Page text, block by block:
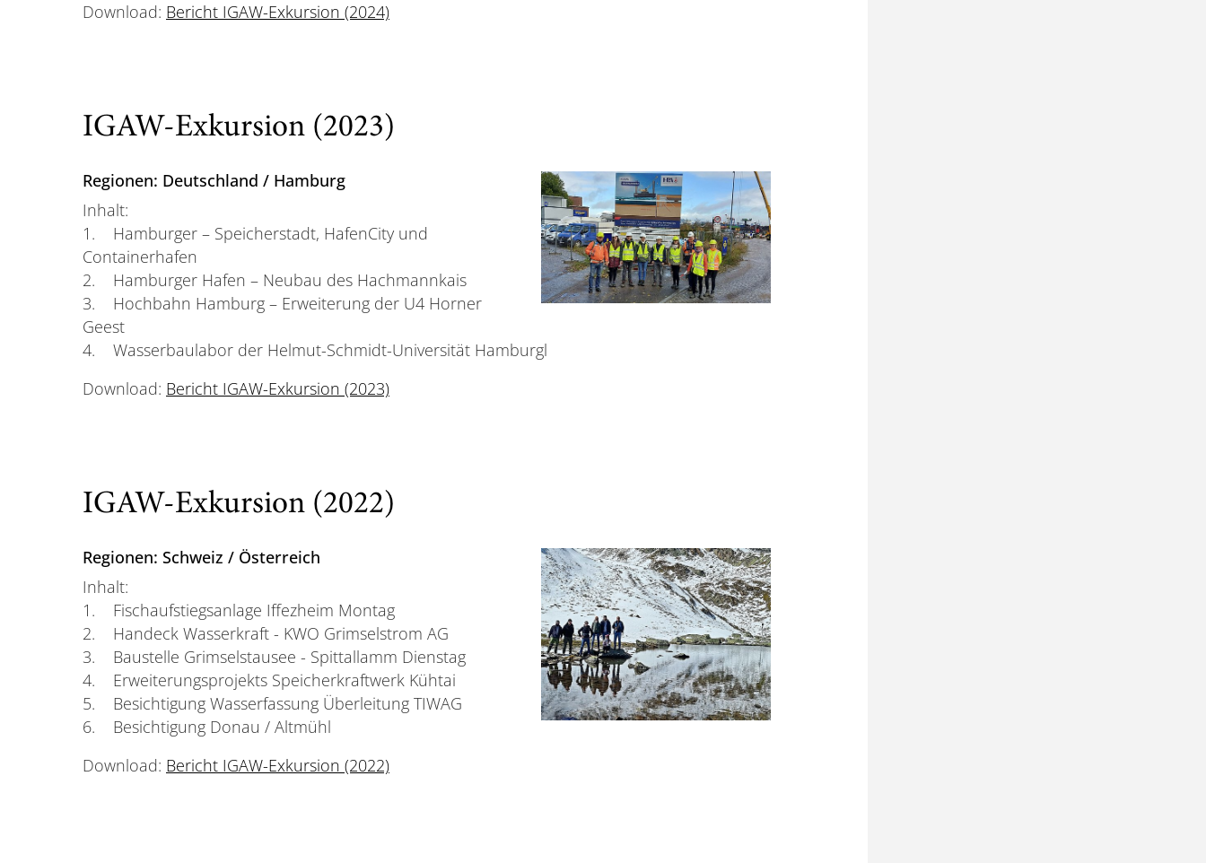
Download: Bericht IGAW-Exkursion (2024)
IGAW-Exkursion (2023)
Regionen: Deutschland / Hamburg
Inhalt:
1. Hamburger – Speicherstadt, HafenCity und
Containerhafen
2. Hamburger Hafen – Neubau des Hachmannkais
3. Hochbahn Hamburg – Erweiterung der U4 Horner
Geest
4. Wasserbaulabor der Helmut-Schmidt-Universität Hamburgl
Download: Bericht IGAW-Exkursion (2023)
IGAW-Exkursion (2022)
Regionen: Schweiz / Österreich
Inhalt:
1. Fischaufstiegsanlage Iffezheim Montag
2. Handeck Wasserkraft - KWO Grimselstrom AG
3. Baustelle Grimselstausee - Spittallamm Dienstag
4. Erweiterungsprojekts Speicherkraftwerk Kühtai
5. Besichtigung Wasserfassung Überleitung TIWAG
6. Besichtigung Donau / Altmühl
Download: Bericht IGAW-Exkursion (2022)